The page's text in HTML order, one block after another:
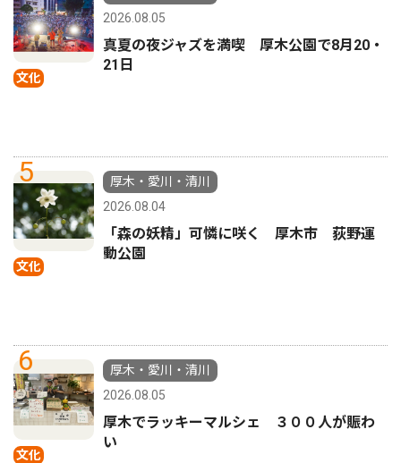
文化
2026.08.05
真夏の夜ジャズを満喫 厚木公園で8月20・
21日
5
文化
厚木・愛川・清川
2026.08.04
「森の妖精」可憐に咲く 厚木市 荻野運
動公園
6
文化
厚木・愛川・清川
2026.08.05
厚木でラッキーマルシェ ３００人が賑わ
い